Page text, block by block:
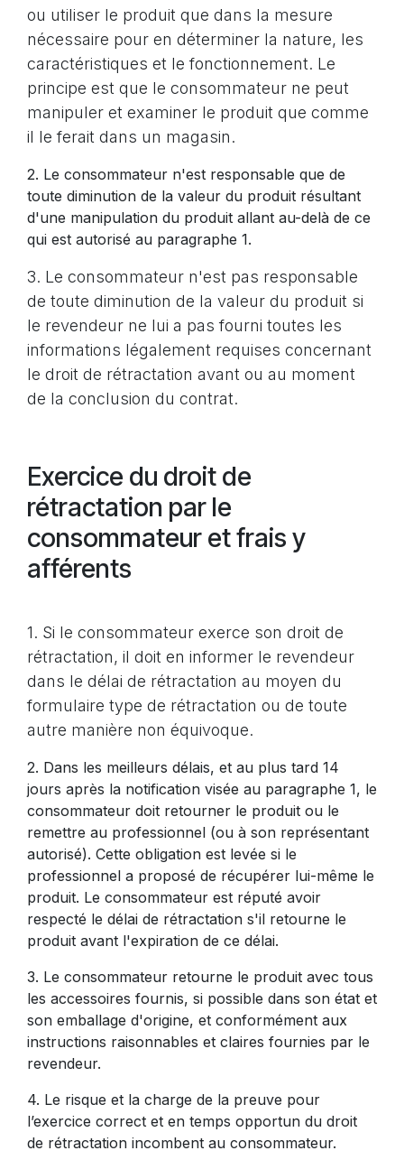
ou utiliser le produit que dans la mesure
nécessaire pour en déterminer la nature, les
caractéristiques et le fonctionnement. Le
principe est que le consommateur ne peut
manipuler et examiner le produit que comme
il le ferait dans un magasin.
2. Le consommateur n'est responsable que de
toute diminution de la valeur du produit résultant
d'une manipulation du produit allant au-delà de ce
qui est autorisé au paragraphe 1.
3. Le consommateur n'est pas responsable
de toute diminution de la valeur du produit si
le revendeur ne lui a pas fourni toutes les
informations légalement requises concernant
le droit de rétractation avant ou au moment
de la conclusion du contrat.
Exercice du droit de
rétractation par le
consommateur et frais y
afférents
1. Si le consommateur exerce son droit de
rétractation, il doit en informer le revendeur
dans le délai de rétractation au moyen du
formulaire type de rétractation ou de toute
autre manière non équivoque.
2. Dans les meilleurs délais, et au plus tard 14
jours après la notification visée au paragraphe 1, le
consommateur doit retourner le produit ou le
remettre au professionnel (ou à son représentant
autorisé). Cette obligation est levée si le
professionnel a proposé de récupérer lui-même le
produit. Le consommateur est réputé avoir
respecté le délai de rétractation s'il retourne le
produit avant l'expiration de ce délai.
3. Le consommateur retourne le produit avec tous
les accessoires fournis, si possible dans son état et
son emballage d'origine, et conformément aux
instructions raisonnables et claires fournies par le
revendeur.
4. Le risque et la charge de la preuve pour
l’exercice correct et en temps opportun du droit
de rétractation incombent au consommateur.